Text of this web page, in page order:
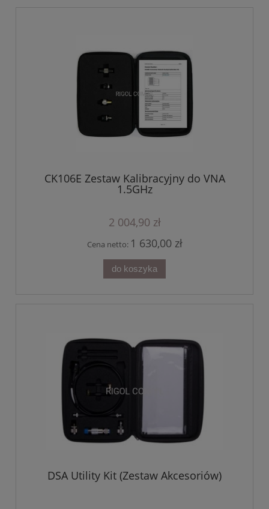
CK106E Zestaw Kalibracyjny do VNA
1.5GHz
2 004,90 zł
Cena netto: 1 630,00 zł
do koszyka
DSA Utility Kit (Zestaw Akcesoriów)